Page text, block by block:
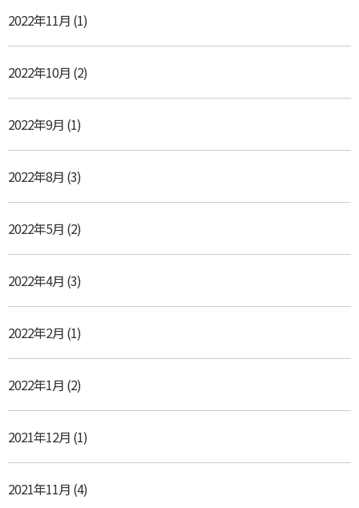
2022年11月 (1)
2022年10月 (2)
2022年9月 (1)
2022年8月 (3)
2022年5月 (2)
2022年4月 (3)
2022年2月 (1)
2022年1月 (2)
2021年12月 (1)
2021年11月 (4)